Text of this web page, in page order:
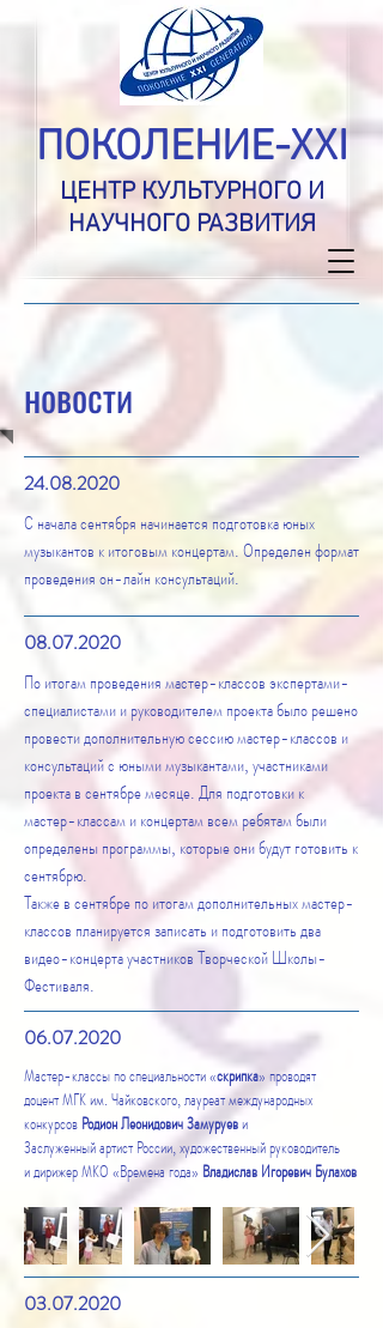
ПОКОЛЕНИЕ-XXI
ЦЕНТР КУЛЬТУРНОГО И
НАУЧНОГО РАЗВИТИЯ
новости
24.08.2020
​​С начала сентября начинается подготовка юных
музыкантов к итоговым концертам. Определен формат
проведения он-лайн консультаций.
08.07.2020
По итогам проведения мастер-классов экспертами-
специалистами и руководителем проекта было решено
провести дополнительную сессию мастер-классов и
консультаций с юными музыкантами, участниками
проекта в сентябре месяце. Для подготовки к
мастер-классам и концертам всем ребятам были
определены программы, которые они будут готовить к
сентябрю.
Также в сентябре по итогам дополнительных мастер-
классов планируется записать и подготовить два
видео-концерта участников Творческой Школы-
Фестиваля.
06.07.2020
Мастер-классы по специальности «скрипка» проводят
доцент МГК им. Чайковского, лауреат международных
конкурсов Родион Леонидович Замуруеви
Заслуженный артист России, художественный руководитель
и дирижер МКО «Времена года» Владислав Игоревич Булахов
03.07.2020